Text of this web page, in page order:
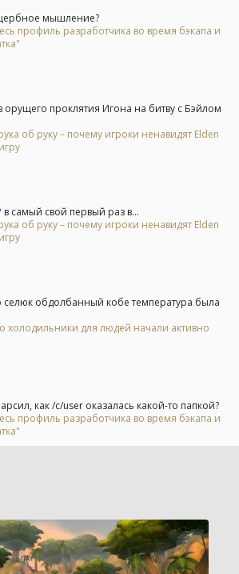
мышление?
профиль разработчика во время бэкапа и
орущего проклятия Игона на битву с Бэйлом
об руку – почему игроки ненавидят Elden
в самый свой первый раз в...
об руку – почему игроки ненавидят Elden
селюк обдолбанный кобе температура была
холодильники для людей начали активно
как /c/user оказалась какой-то папкой?
профиль разработчика во время бэкапа и